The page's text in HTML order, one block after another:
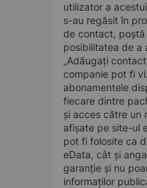
utilizator a
s-au regăsit în
de contact,
posibilitatea de
„Adăugați
companie pot fi
abonamentele
fiecare dintre
și acces către un
afișate pe site-ul
pot fi folosite ca
eData, cât și
garanție și nu
informaților